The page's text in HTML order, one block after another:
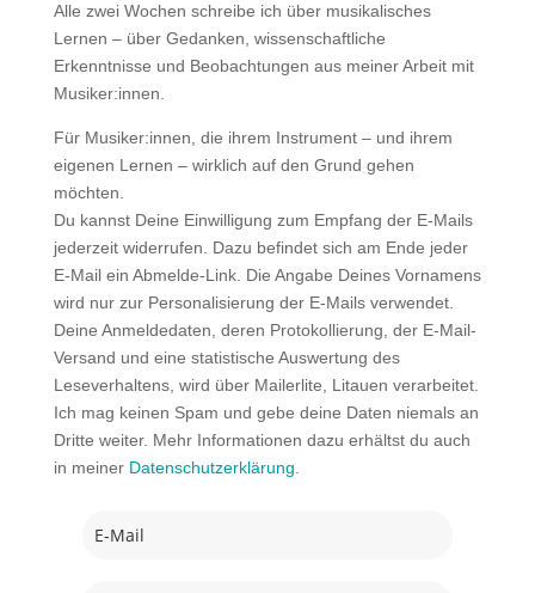
Alle zwei Wochen schreibe ich über musikalisches
Lernen – über Gedanken, wissenschaftliche
Erkenntnisse und Beobachtungen aus meiner Arbeit mit
Musiker:innen.
Für Musiker:innen, die ihrem Instrument – und ihrem
eigenen Lernen – wirklich auf den Grund gehen
möchten.
Du kannst Deine Einwilligung zum Empfang der E-Mails
jederzeit widerrufen. Dazu befindet sich am Ende jeder
E-Mail ein Abmelde-Link. Die Angabe Deines Vornamens
wird nur zur Personalisierung der E-Mails verwendet.
Deine Anmeldedaten, deren Protokollierung, der E-Mail-
Versand und eine statistische Auswertung des
Leseverhaltens, wird über Mailerlite, Litauen verarbeitet.
Ich mag keinen Spam und gebe deine Daten niemals an
Dritte weiter. Mehr Informationen dazu erhältst du auch
in meiner Datenschutzerklärung.